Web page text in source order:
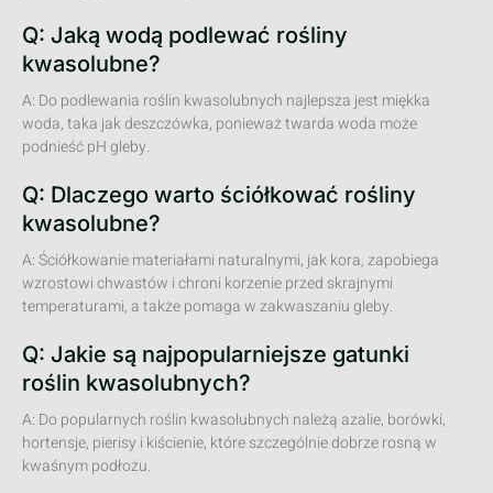
Q: Jaką wodą podlewać rośliny
kwasolubne?
A: Do podlewania roślin kwasolubnych najlepsza jest miękka
woda, taka jak deszczówka, ponieważ twarda woda może
podnieść pH gleby.
Q: Dlaczego warto ściółkować rośliny
kwasolubne?
A: Ściółkowanie materiałami naturalnymi, jak kora, zapobiega
wzrostowi chwastów i chroni korzenie przed skrajnymi
temperaturami, a także pomaga w zakwaszaniu gleby.
Q: Jakie są najpopularniejsze gatunki
roślin kwasolubnych?
A: Do popularnych roślin kwasolubnych należą azalie, borówki,
hortensje, pierisy i kiścienie, które szczególnie dobrze rosną w
kwaśnym podłożu.